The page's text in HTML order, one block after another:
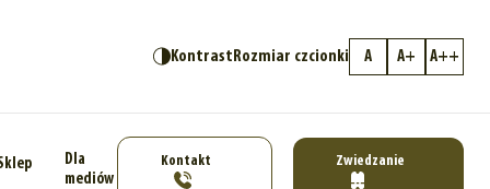
KontrastRozmiar czcionki A A+ A++
Dla
mediów
Kontakt Zwiedzanie